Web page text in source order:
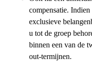
compensatie.
exclusieve
u tot de groep
binnen een van de
out-termijnen.